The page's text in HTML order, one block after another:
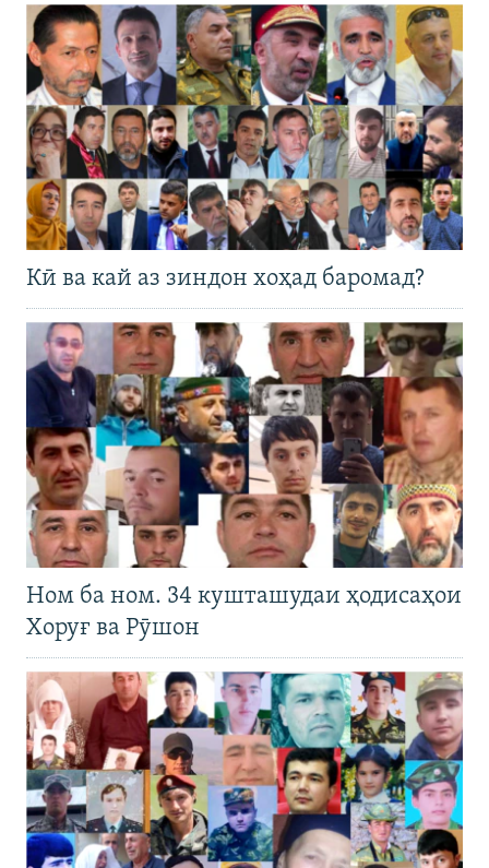
Кӣ ва кай аз зиндон хоҳад баромад?
Ном ба ном. 34 кушташудаи ҳодисаҳои
Хоруғ ва Рӯшон